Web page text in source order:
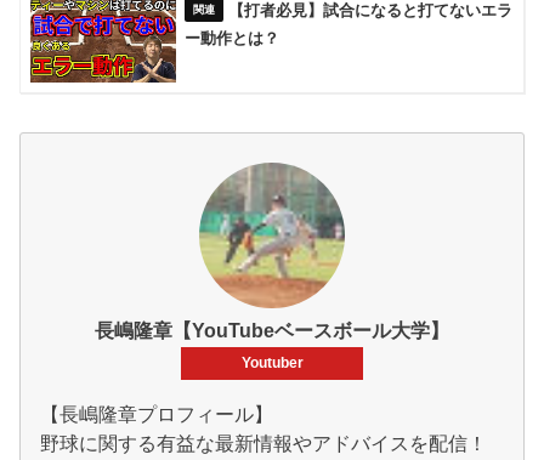
【打者必見】試合になると打てないエラ
ー動作とは？
長嶋隆章【YouTubeベースボール大学】
Youtuber
【長嶋隆章プロフィール】
野球に関する有益な最新情報やアドバイスを配信！